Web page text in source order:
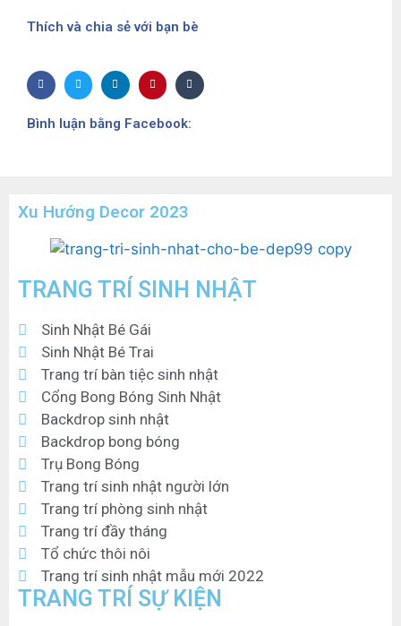
Xu Hướng Decor 2023
TRANG TRÍ SINH NHẬT
Sinh Nhật Bé Gái
Sinh Nhật Bé Trai
Trang trí bàn tiệc sinh nhật
Cổng Bong Bóng Sinh Nhật
Backdrop sinh nhật
Backdrop bong bóng
Trụ Bong Bóng
Trang trí sinh nhật người lớn
Trang trí phòng sinh nhật
Trang trí đầy tháng
Tổ chức thôi nôi
Trang trí sinh nhật mẫu mới 2022
TRANG TRÍ SỰ KIỆN
Thích và chia sẻ với bạn bè
Bình luận bằng Facebook: